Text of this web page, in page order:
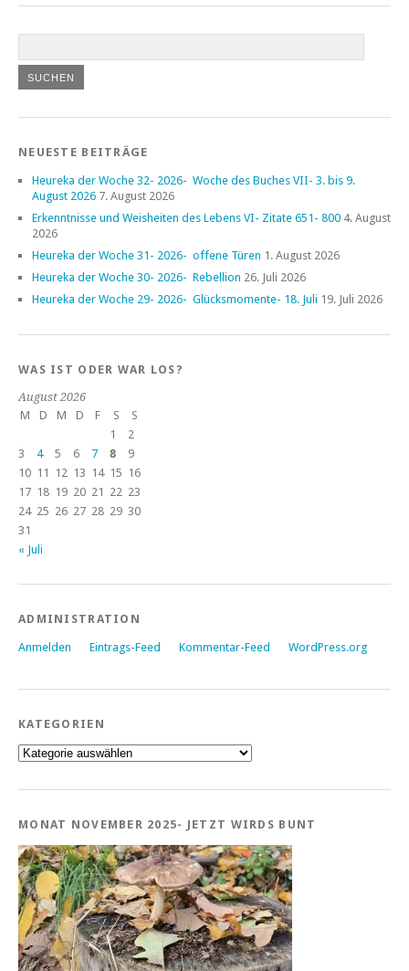
NEUESTE BEITRÄGE
Heureka der Woche 32- 2026- Woche des Buches VII- 3. bis 9.
August 2026 7. August 2026
Erkenntnisse und Weisheiten des Lebens VI- Zitate 651- 800 4. August
2026
Heureka der Woche 31- 2026- offene Türen 1. August 2026
Heureka der Woche 30- 2026- Rebellion 26. Juli 2026
Heureka der Woche 29- 2026- Glücksmomente- 18. Juli 19. Juli 2026
WAS IST ODER WAR LOS?
August 2026
M
D M D F S
S
1
2
3
4 5 6 7 8
9
10 11 12 13 14 15 16
17 18 19 20 21 22 23
24 25 26 27 28 29 30
31
« Juli
ADMINISTRATION
Anmelden Eintrags-Feed Kommentar-Feed WordPress.org
KATEGORIEN
Kategorien
MONAT NOVEMBER 2025- JETZT WIRDS BUNT